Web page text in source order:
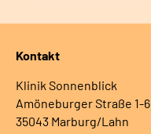
Kontakt
Klinik Sonnenblick
Amöneburger Straße 1-6
35043 Marburg/Lahn